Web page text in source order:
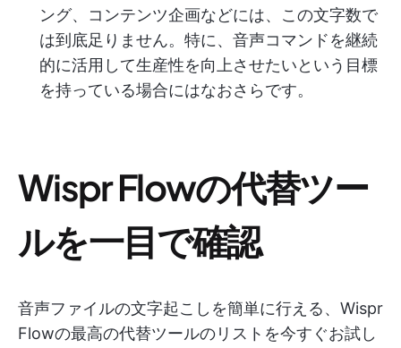
ング、コンテンツ企画などには、この文字数で
は到底足りません。特に、音声コマンドを継続
的に活用して生産性を向上させたいという目標
を持っている場合にはなおさらです。
Wispr Flowの代替ツー
ルを一目で確認
音声ファイルの文字起こしを簡単に行える、Wispr
Flowの最高の代替ツールのリストを今すぐお試し